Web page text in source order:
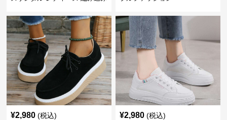
¥2,980 (税込) ¥2,980 (税込)